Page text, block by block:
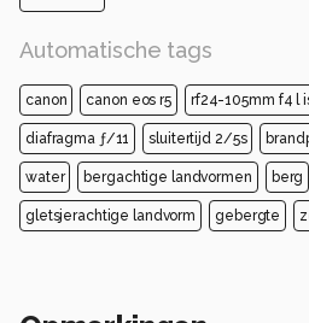
Automatische tags
canon canon eos r5 rf24-105mm f4 l
diafragma ƒ/11 sluitertijd 2/5s
water bergachtige landvormen berg
gletsjerachtige landvorm gebergte